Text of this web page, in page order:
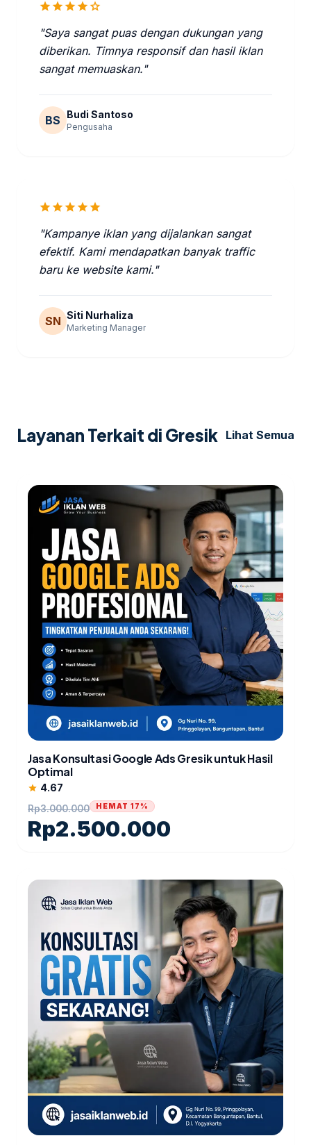
starstarstarstarstar
"Saya sangat puas dengan dukungan yang
diberikan. Timnya responsif dan hasil iklan
sangat memuaskan."
BS Budi Santoso
Pengusaha
starstarstarstarstar
"Kampanye iklan yang dijalankan sangat
efektif. Kami mendapatkan banyak traffic
baru ke website kami."
SN Siti Nurhaliza
Marketing Manager
Layanan Terkait di Gresik Lihat Semua
Jasa Konsultasi Google Ads Gresik untuk Hasil
Optimal
star 4.67
Rp3.000.000
Rp2.500.000
HEMAT 17%